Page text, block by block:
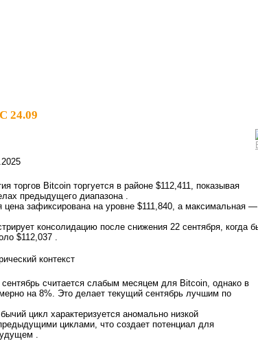
24.09
торгов Bitcoin торгуется в районе $112,411, показывая
предыдущего диапазона .
цена зафиксирована на уровне $111,840, а максимальная —
консолидацию после снижения 22 сентября, когда
$112,037 .
контекст
считается слабым месяцем для Bitcoin, однако в
на 8%. Это делает текущий сентябрь лучшим по
цикл характеризуется аномально низкой
циклами, что создает потенциал для
.